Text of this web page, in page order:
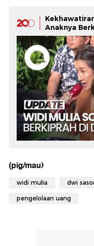
Anaknya
(pig/mau)
widi mulia dwi
pengelolaan uang